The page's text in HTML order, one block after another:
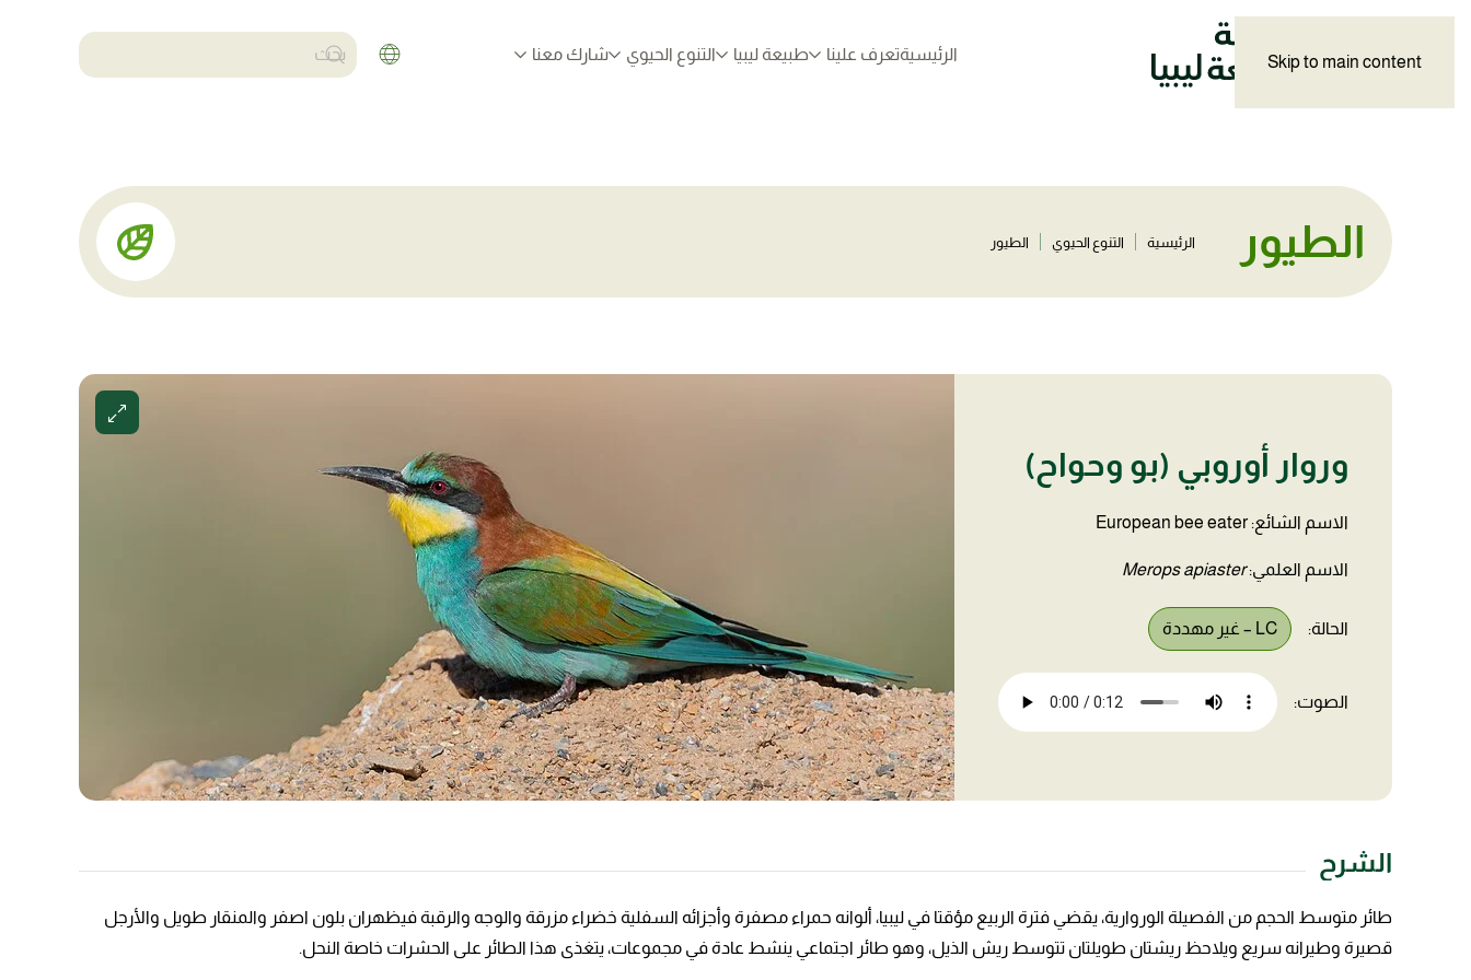
Skip to main content الرئيسيةتعرف علينا طبيعة ليبيا التنوع الحيوي شارك معنا
الطيور الرئيسية التنوع الحيوي الطيور
وروار أوروبي (بو وحواح)
الاسم الشائع: European bee eater
الاسم العلمي:Merops apiaster
الحالة: LC – غير مهددة
الصوت:
الشرح
طائر متوسط الحجم من الفصيلة الوروارية، يقضي فترة الربيع مؤقتا في ليبيا، ألوانه حمراء مصفرة وأجزائه السفلية خضراء مزرقة والوجه والرقبة فيظهران بلون اصفر والمنقار طويل والأرجل
قصيرة وطيرانه سريع ويلاحظ ريشتان طويلتان تتوسط ريش الذيل، وهو طائر اجتماعي ينشط عادة في مجموعات، يتغذى هذا الطائر على الحشرات خاصة النحل.